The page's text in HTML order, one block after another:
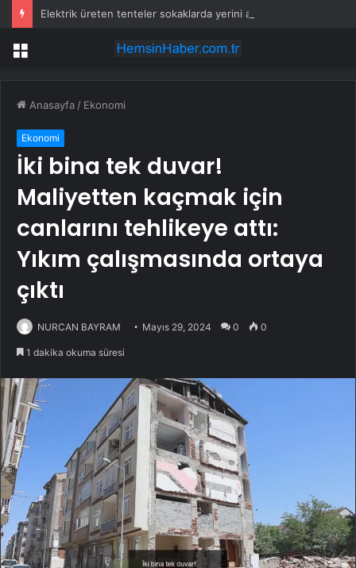
Elektrik üreten tenteler sokaklarda yerini almaya baladı
Menü
Anasayfa / Ekonomi
Ekonomi
İki bina tek duvar!
Maliyetten kaçmak için
canlarını tehlikeye attı:
Yıkım çalışmasında ortaya
çıktı
NURCAN BAYRAM Mayıs 29, 2024 0 0
1 dakika okuma süresi